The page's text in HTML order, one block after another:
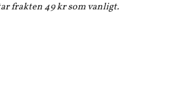
frakten 49 kr som vanligt.